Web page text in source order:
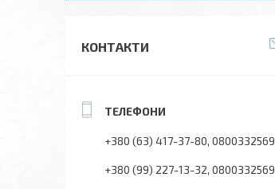
КОНТАКТИ
+380 (63) 417-37-80 0800332569
+380 (99) 227-13-32 0800332569